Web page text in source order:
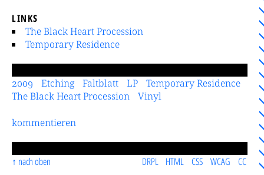
LINKS
The Black Heart Procession
Temporary Residence
2009 Etching Faltblatt LP
Temporary Residence
The Black Heart Procession
Vinyl
kommentieren
DRPL HTML CSS WCAG CC
nach oben